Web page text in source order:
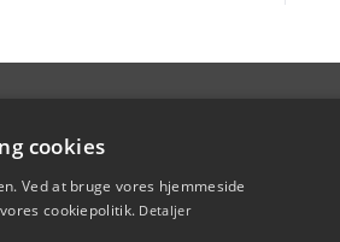
cookies
Ved at bruge vores hjemmeside
cookiepolitik. Detaljer